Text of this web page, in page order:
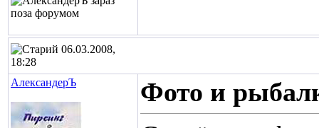
06.03.2008,
18:28
АлександерЪ
Фото и